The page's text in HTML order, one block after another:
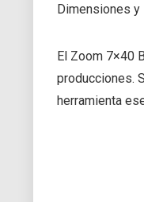
Dimensiones y
El Zoom 7×40
producciones.
herramienta